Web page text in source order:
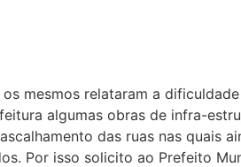
mesmos relataram a
algumas obras de infra-
das ruas nas quais
Por isso solicito ao Prefeito